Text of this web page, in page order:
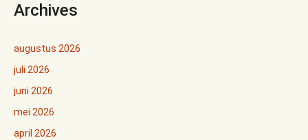
Archives
augustus 2026
juli 2026
juni 2026
mei 2026
april 2026